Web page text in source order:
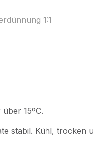
1:1
15ºC.
stabil. Kühl,